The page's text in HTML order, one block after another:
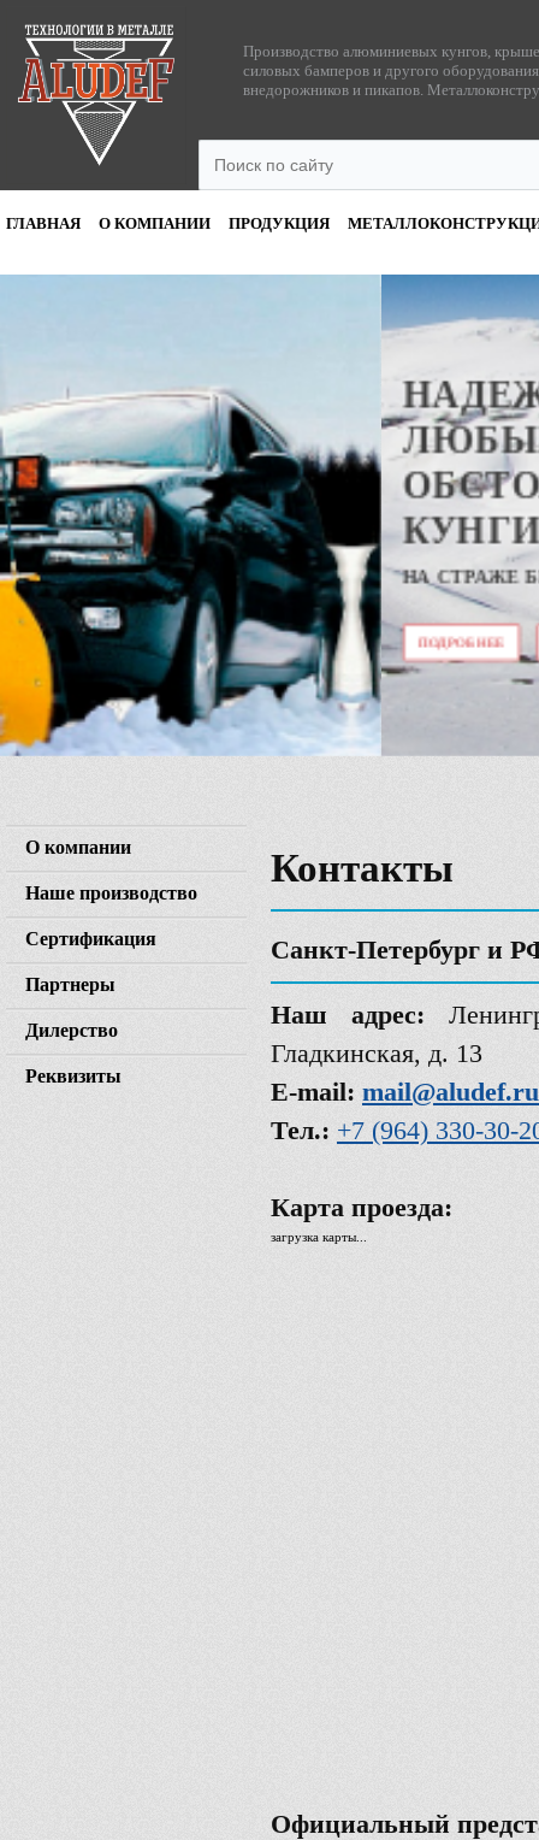
Производство алюминиевых кунгов,
силовых бамперов и другого
внедорожников и пикапов.
ГЛАВНАЯ О КОМПАНИИ ПРОДУКЦИЯ
НАДЕЖНОСТЬ ПРИ
ЛЮБЫХ
ОБСТОЯТЕЛЬСТВАХ -
КУНГИ ALUDEF.
НА СТРАЖЕ БЕЗОПАСНОСТИ ВАШИХ ГРУЗОВ.
ПОДРОБНЕЕ КУПИТЬ
О компании
Наше производство
Сертификация
Партнеры
Дилерство
Реквизиты
Контакты
Санкт-Петербург и
Наш адрес:
Гладкинская, д. 13
E-mail: mail@aludef.ru
Тел.: +7 (964) 330-30-
Карта проезда:
загрузка карты...
Официальный